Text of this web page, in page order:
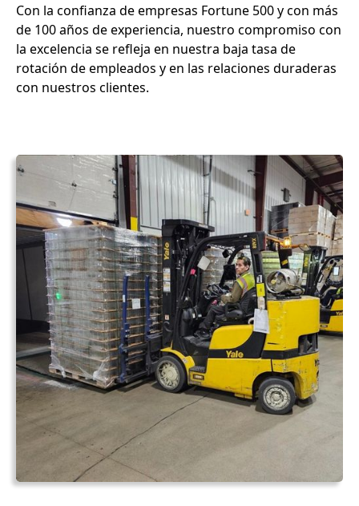
Con la confianza de empresas Fortune 500 y con más
de 100 años de experiencia, nuestro compromiso con
la excelencia se refleja en nuestra baja tasa de
rotación de empleados y en las relaciones duraderas
con nuestros clientes.